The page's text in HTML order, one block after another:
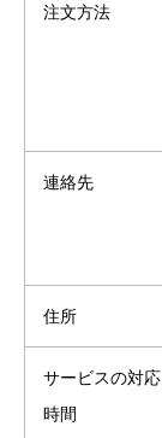
注文方法
連絡先
住所
サービスの対応
時間